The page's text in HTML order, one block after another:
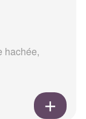
hachée,